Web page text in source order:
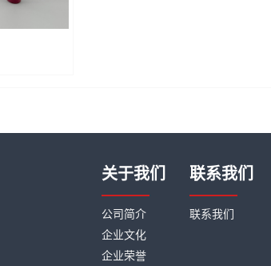
关于我们
公司简介
企业文化
企业荣誉
联系我们
联系我们